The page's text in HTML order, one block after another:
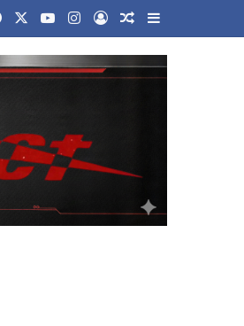
FacebookYouTubeInstagram
Log InRandom Article
Sidebar